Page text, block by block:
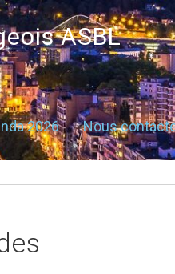
ASBL
2026 Nous